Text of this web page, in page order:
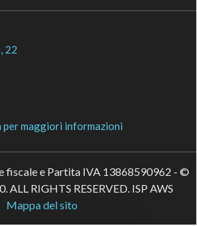
22
maggiori informazioni
fiscale e Partita IVA 13868590962 - ©
RIGHTS RESERVED. ISP AWS
Mappa del sito